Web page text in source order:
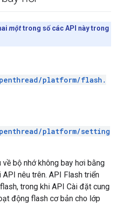
mộttrong số các API này trong
platform/flash.
platform/setting
bộ nhớ không bay hơi bằng
nêu trên. API Flash triển
trong khi API Cài đặt cung
động flash cơ bản cho lớp